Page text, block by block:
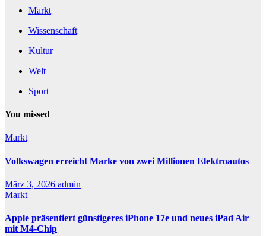
Markt
Wissenschaft
Kultur
Welt
Sport
You missed
Markt
Volkswagen erreicht Marke von zwei Millionen Elektroautos
März 3, 2026 admin
Markt
Apple präsentiert günstigeres iPhone 17e und neues iPad Air
mit M4-Chip